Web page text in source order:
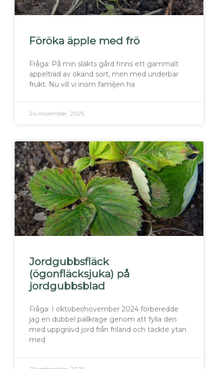
Föröka äpple med frö
Fråga: På min släkts gård finns ett gammalt
äppelträd av okänd sort, men med underbar
frukt. Nu vill vi inom familjen ha
24 november, 2025
Jordgubbsfläck
(ögonfläcksjuka) på
jordgubbsblad
Fråga: I oktober/november 2024 förberedde
jag en dubbel pallkrage genom att fylla den
med uppgrävd jord från friland och täckte ytan
med